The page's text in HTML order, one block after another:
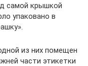
самой крышкой
упаковано в
из них помещен
части этикетки